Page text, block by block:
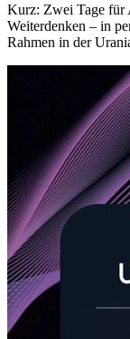
Kurz: Zwei Tage für
Weiterdenken – in
Rahmen in der